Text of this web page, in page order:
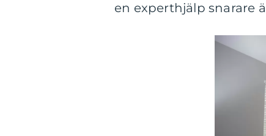
en experthjälp snarare